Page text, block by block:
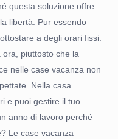
questa soluzione offre
libertà. Pur essendo
a degli orari fissi.
piuttosto che la
nelle case vacanza non
Nella casa
e puoi gestire il tuo
anno di lavoro perché
Le case vacanza